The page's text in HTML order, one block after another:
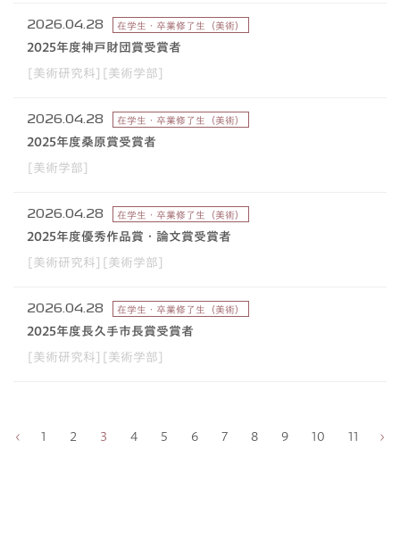
2026.04.28 在学生・卒業修了生（美術）
2025年度神戸財団賞受賞者
[美術研究科][美術学部]
2026.04.28 在学生・卒業修了生（美術）
2025年度桑原賞受賞者
[美術学部]
2026.04.28 在学生・卒業修了生（美術）
2025年度優秀作品賞・論文賞受賞者
[美術研究科][美術学部]
2026.04.28 在学生・卒業修了生（美術）
2025年度長久手市長賞受賞者
[美術研究科][美術学部]
1 2 3 4 5 6 7 8 9 10 11